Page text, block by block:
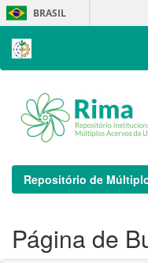
Skip
navigation
BRASIL
Repositório de
Página de